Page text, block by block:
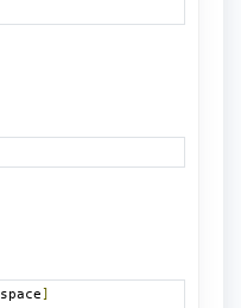
space]